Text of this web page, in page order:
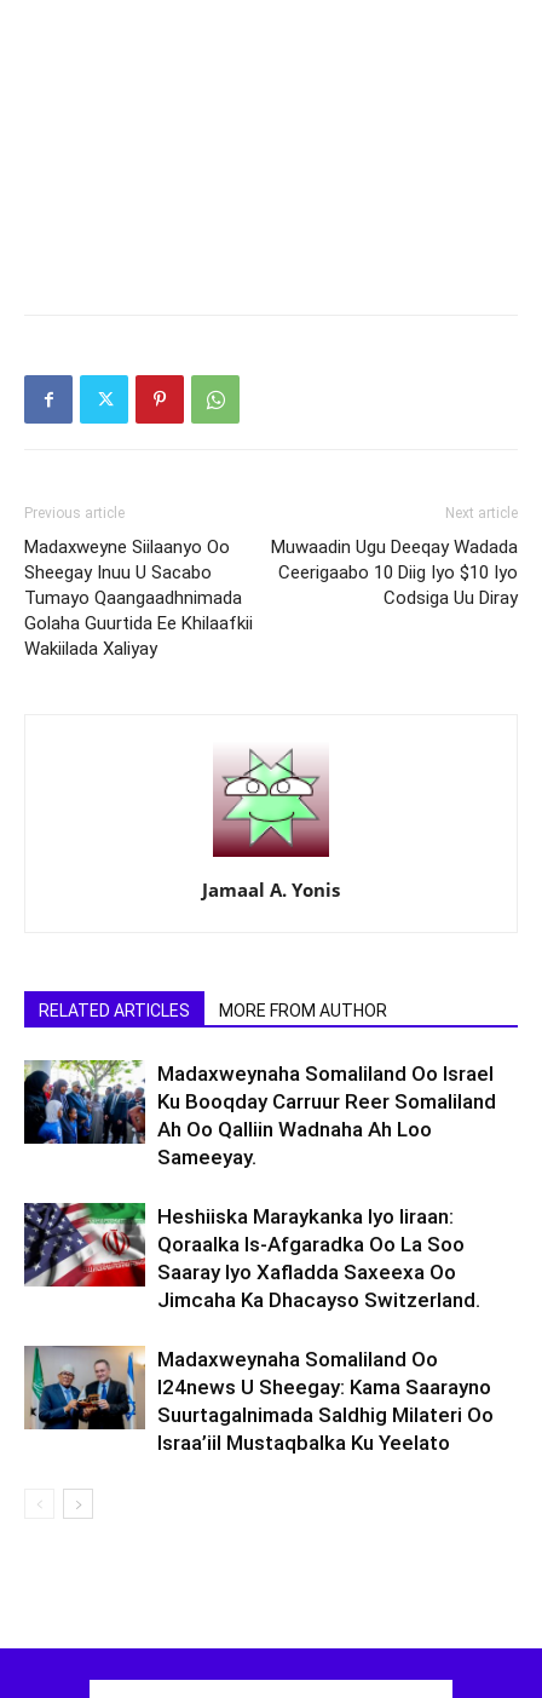
Previous article
Madaxweyne Siilaanyo Oo
Sheegay Inuu U Sacabo
Tumayo Qaangaadhnimada
Golaha Guurtida Ee Khilaafkii
Wakiilada Xaliyay
Next article
Muwaadin Ugu Deeqay Wadada
Ceerigaabo 10 Diig Iyo $10 Iyo
Codsiga Uu Diray
Jamaal A. Yonis
RELATED ARTICLES MORE FROM AUTHOR
Madaxweynaha Somaliland Oo Israel
Ku Booqday Carruur Reer Somaliland
Ah Oo Qalliin Wadnaha Ah Loo
Sameeyay.
Heshiiska Maraykanka Iyo Iiraan:
Qoraalka Is-Afgaradka Oo La Soo
Saaray Iyo Xafladda Saxeexa Oo
Jimcaha Ka Dhacayso Switzerland.
Madaxweynaha Somaliland Oo
I24news U Sheegay: Kama Saarayno
Suurtagalnimada Saldhig Milateri Oo
Israa’iil Mustaqbalka Ku Yeelato